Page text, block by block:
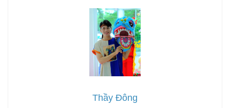
Thầy Đông